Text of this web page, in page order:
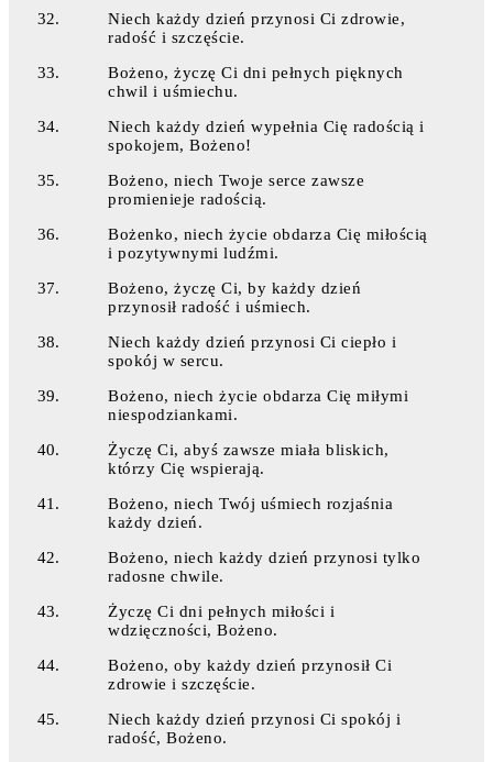
Niech każdy dzień przynosi Ci zdrowie,
radość i szczęście.
Bożeno, życzę Ci dni pełnych pięknych
chwil i uśmiechu.
Niech każdy dzień wypełnia Cię radością i
spokojem, Bożeno!
Bożeno, niech Twoje serce zawsze
promienieje radością.
Bożenko, niech życie obdarza Cię miłością
i pozytywnymi ludźmi.
Bożeno, życzę Ci, by każdy dzień
przynosił radość i uśmiech.
Niech każdy dzień przynosi Ci ciepło i
spokój w sercu.
Bożeno, niech życie obdarza Cię miłymi
niespodziankami.
Życzę Ci, abyś zawsze miała bliskich,
którzy Cię wspierają.
Bożeno, niech Twój uśmiech rozjaśnia
każdy dzień.
Bożeno, niech każdy dzień przynosi tylko
radosne chwile.
Życzę Ci dni pełnych miłości i
wdzięczności, Bożeno.
Bożeno, oby każdy dzień przynosił Ci
zdrowie i szczęście.
Niech każdy dzień przynosi Ci spokój i
radość, Bożeno.